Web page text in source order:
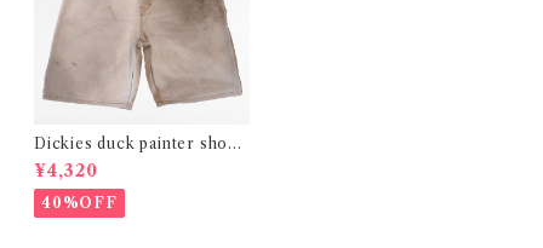
Dickies duck painter short
pants
¥4,320
40%OFF